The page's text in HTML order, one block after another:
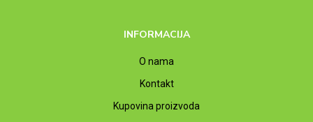
INFORMACIJA
O nama
Kontakt
Kupovina proizvoda